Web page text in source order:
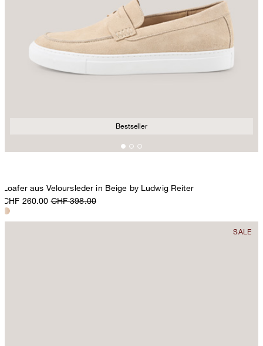
Bestseller
Loafer aus Veloursleder in Beige by Ludwig Reiter
CHF 260.00 CHF 398.00